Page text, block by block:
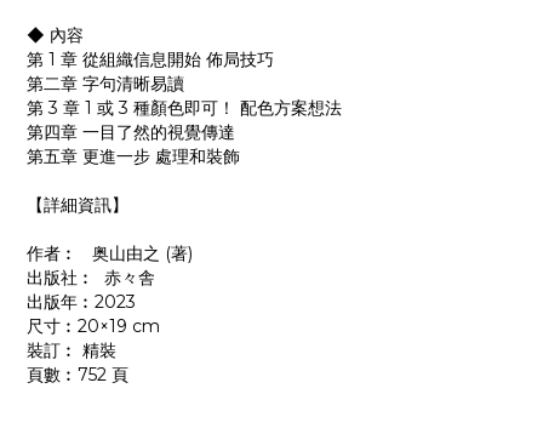
◆ 內容
第 1 章 從組織信息開始 佈局技巧
第二章 字句清晰易讀
第 3 章 1 或 3 種顏色即可！ 配色方案想法
第四章 一目了然的視覺傳達
第五章 更進一步 處理和裝飾
【詳細資訊】
作者︰ 奥山由之 (著)
出版社︰ ‎ 赤々舎
出版年︰2023
尺寸︰20×19 cm
裝訂︰ 精裝
頁數︰752 頁